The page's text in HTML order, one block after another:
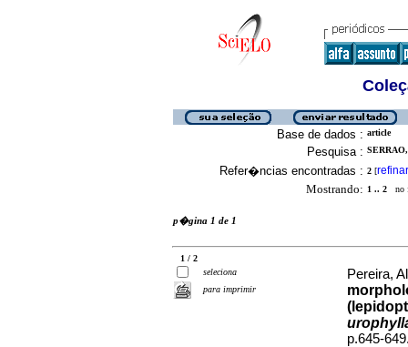
Base de dados : article
Pesquisa :
Refer�ncias encontradas : 2 [refinar
Mostrando: 1 .. 2 no
p�gina 1 de 1
1 / 2
seleciona
para imprimir
Pereira,
p.645-